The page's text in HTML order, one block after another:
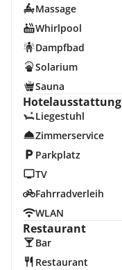
Massage
Whirlpool
Dampfbad
Solarium
Sauna
Hotelausstattung
Liegestuhl
Zimmerservice
Parkplatz
TV
Fahrradverleih
WLAN
Restaurant
Bar
Restaurant